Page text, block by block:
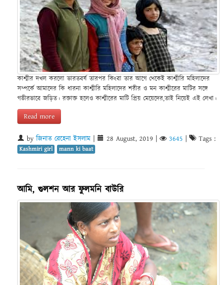
কাশ্মীর দখল করলো ভারতবর্ষ তারপর কিংবা তার আগে থেকেই কাশ্মীরি মহিলাদের
সম্পর্কে আমাদের কি ধারনা কাশ্মীরি মহিলাদের শরীর ও মন কাশ্মীরের মাটির সঙ্গে
গভীরভাবে জড়িত। রক্তাক্ত হলেও কাশ্মীরের মাটি প্রিয় মেয়েদের,তাই নিয়েই এই লেখা।
Read more
byজিনাত রেহেনা ইসলাম 28 August, 2019 3645 Tags :
Kashmiri girl mann ki baat
আমি, গুলশন আর ফুলমনি বাউরি